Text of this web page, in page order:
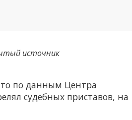
источник
по данным Центра
судебных приставов, на